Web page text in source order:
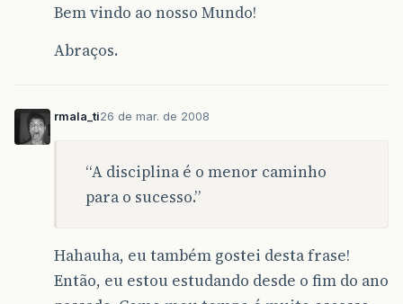
Bem vindo ao nosso Mundo!
Abraços.
rmala_ti26 de mar. de 2008
“A disciplina é o menor caminho
para o sucesso.”
Hahauha, eu também gostei desta frase!
Então, eu estou estudando desde o fim do ano